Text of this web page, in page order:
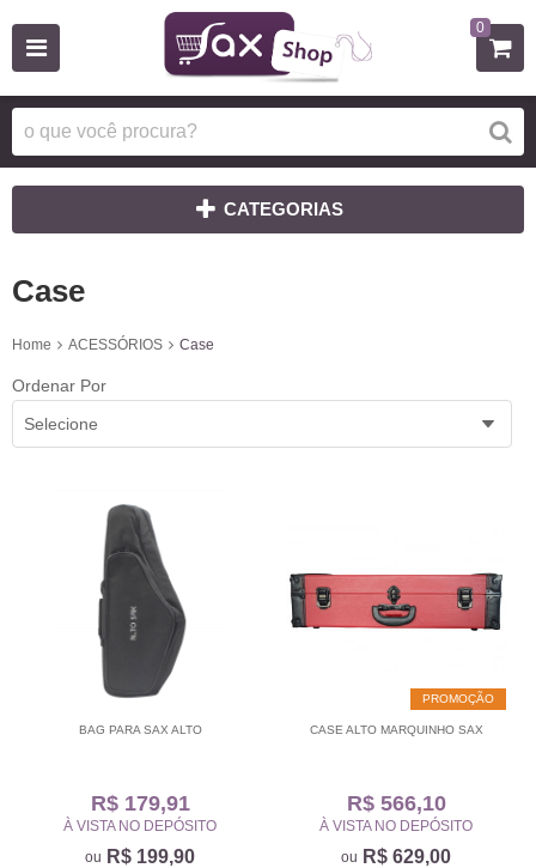
0
CATEGORIAS
Case
Home ACESSÓRIOS Case
Ordenar Por
Selecione
BAG PARA SAX ALTO
R$ 179,91
À VISTA NO DEPÓSITO
R$ 199,90
PROMOÇÃO
CASE ALTO MARQUINHO SAX
R$ 566,10
À VISTA NO DEPÓSITO
R$ 629,00